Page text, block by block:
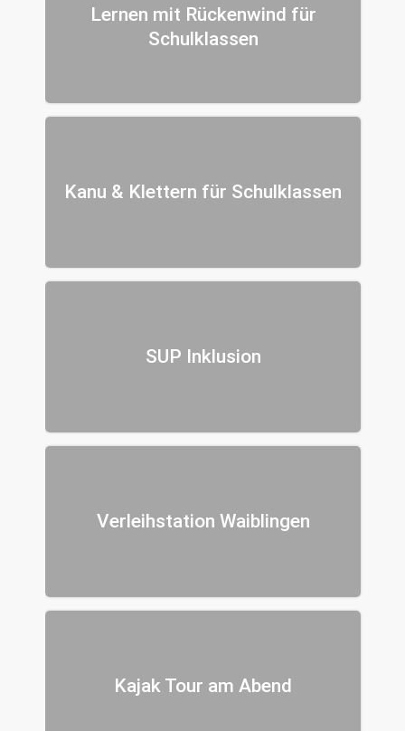
Lernen mit Rückenwind für
Schulklassen
Kanu & Klettern für Schulklassen
SUP Inklusion
Verleihstation Waiblingen
Kajak Tour am Abend